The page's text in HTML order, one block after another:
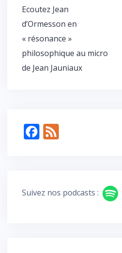
Navigation
de
l’article
Ecoutez Jean
d’Ormesson en
« résonance »
philosophique au micro
de Jean Jauniaux
F
o
Suivez nos podcasts :